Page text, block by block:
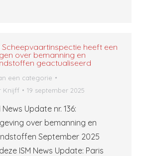
heeft een
over bemanning en
geactualiseerd
een categorie
Knijff 19 september 2025
News Update nr. 136:
over bemanning en
September 2025
ISM News Update: Paris